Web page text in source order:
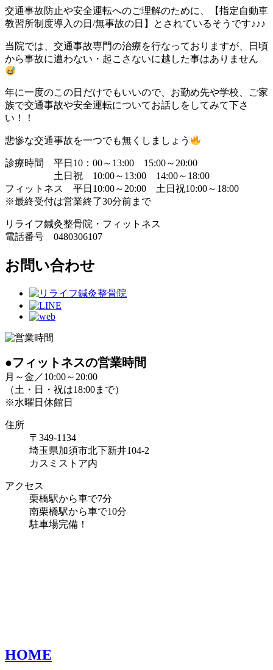
交通事故防止や安全運転へのご理解のために、【指定自動車
教習所制度導入の日/無事故の日】とされているそうです♪♪♪
当院では、交通事故専門の治療を行なっておりますが、日頃
から事故に遭わない・起こさないに越した事はありません
年に一度のこの日だけでもいいので、お勤め先や学校、ご家
族で交通事故や安全運転についてお話しをしてみて下さ
い！！
悲惨な交通事故を一つでも無くしましょう
診療時間 平日10：00～13:00 15:00～20:00
土日祝 10:00～13:00 14:00～18:00
フィットネス 平日10:00～20:00 土日祝10:00～18:00
※最終受付は営業終了30分前まで
リライフ鍼灸整骨院・フィットネス
電話番号 0480306107
お問い合わせ
●フィットネスの営業時間
月～金／10:00～20:00
（土・日・祝は18:00まで）
※水曜日休館日
住所
〒349-1134
埼玉県加須市北下新井104-2
カスミストア内
アクセス
栗橋駅から車で7分
南栗橋駅から車で10分
駐車場完備！
HOME